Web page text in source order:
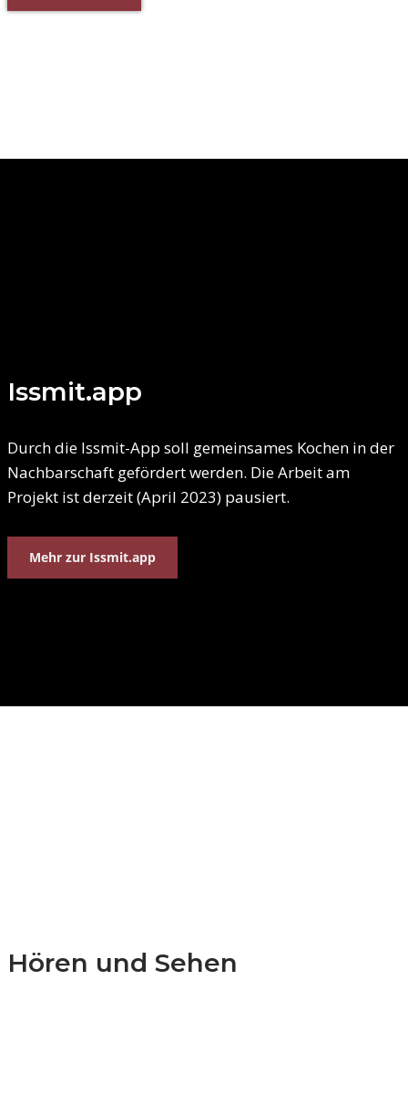
Issmit.app
Durch die Issmit-App soll gemeinsames Kochen in der
Nachbarschaft gefördert werden. Die Arbeit am
Projekt ist derzeit (April 2023) pausiert.
Mehr zur Issmit.app
Hören und Sehen